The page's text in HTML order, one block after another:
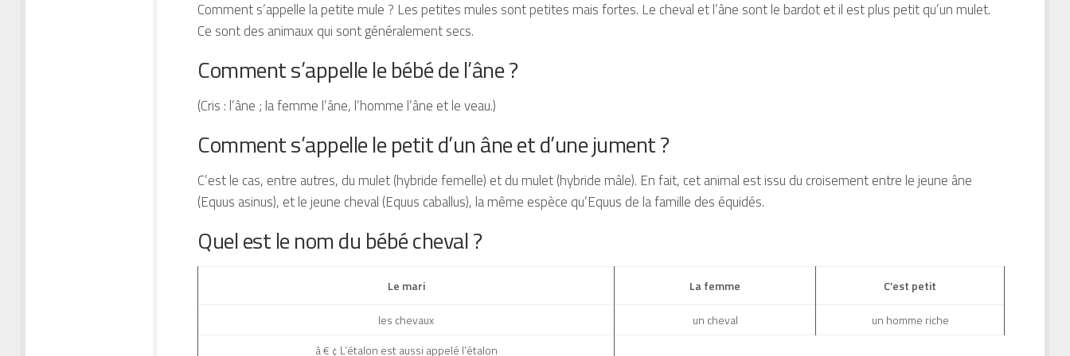
Comment s’appelle la petite mule ? Les petites mules sont petites mais fortes. Le cheval et l’âne sont le bardot et il est plus petit qu’un mulet.
Ce sont des animaux qui sont généralement secs.
Comment s’appelle le bébé de l’âne ?
(Cris : l’âne ; la femme l’âne, l’homme l’âne et le veau.)
Comment s’appelle le petit d’un âne et d’une jument ?
C’est le cas, entre autres, du mulet (hybride femelle) et du mulet (hybride mâle). En fait, cet animal est issu du croisement entre le jeune âne
(Equus asinus), et le jeune cheval (Equus caballus), la même espèce qu’Equus de la famille des équidés.
Quel est le nom du bébé cheval ?
Le mari La femme C’est petit
les chevaux un cheval
un homme riche
â € ¢ L’étalon est aussi appelé l’étalon